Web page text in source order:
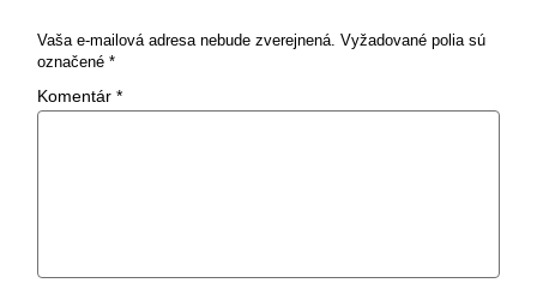
Vaša e-mailová adresa nebude zverejnená. Vyžadované polia sú
označené *
Komentár *